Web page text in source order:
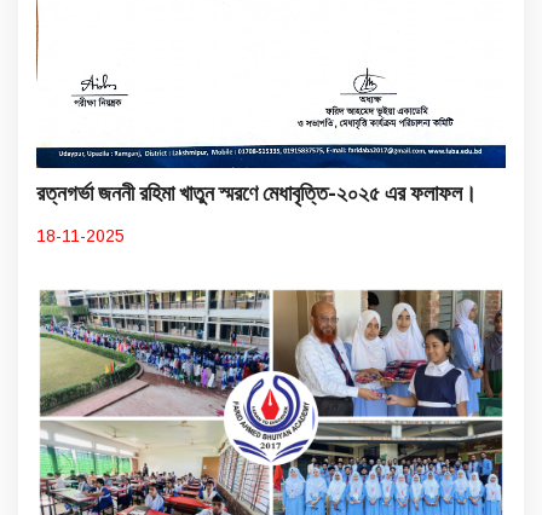
রত্নগর্ভা জননী রহিমা খাতুন স্মরণে মেধাবৃত্তি-২০২৫ এর ফলাফল।
18-11-2025